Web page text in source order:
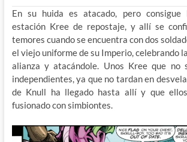
En su huida es atacado, pero consigue
estación Kree de repostaje, y allí se
temores cuando se encuentra con dos
el viejo uniforme de su Imperio, celebrando
alianza y atacándole. Unos Kree que no
independientes, ya que no tardan en
de Knull ha llegado hasta allí y que
fusionado con simbiontes.